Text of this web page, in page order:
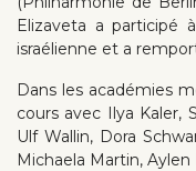
Elizaveta a participé
israélienne et a
Dans les académies
cours avec Ilya Kaler,
Ulf Wallin, Dora
Michaela Martin,